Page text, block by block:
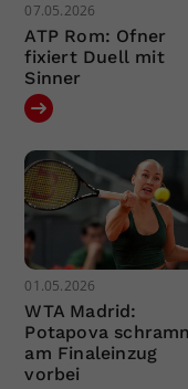
07.05.2026
ATP Rom: Ofner
fixiert Duell mit
Sinner
01.05.2026
WTA Madrid:
Potapova
am Finaleinzug
vorbei